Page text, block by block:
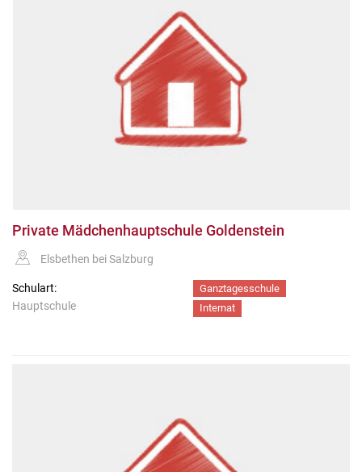
Private Mädchenhauptschule Goldenstein
Elsbethen bei Salzburg
Schulart:
Hauptschule
Ganztagesschule
Internat